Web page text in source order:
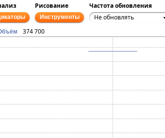
Рисование
Частота обновления
Инструменты Не обновлять
374 700